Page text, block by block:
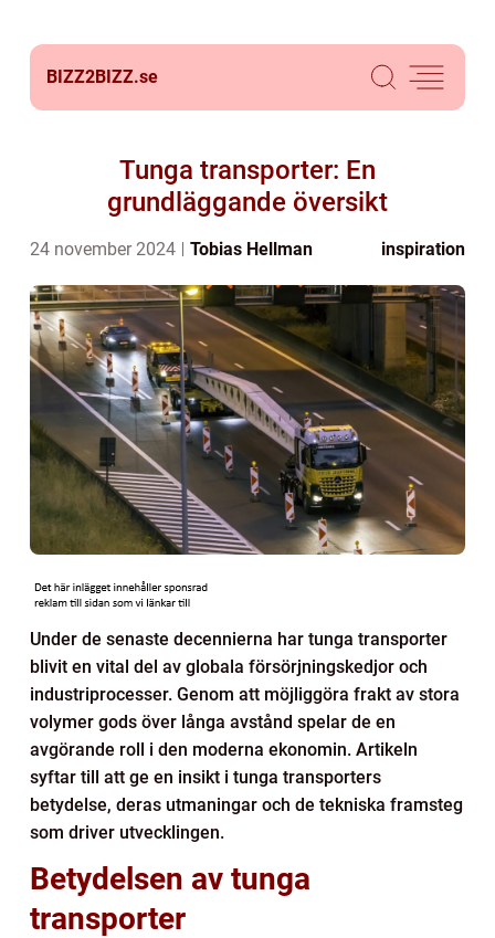
BIZZ2BIZZ.se
Tunga transporter: En
grundläggande översikt
24 november 2024 Tobias Hellman inspiration
Under de senaste decennierna har tunga transporter
blivit en vital del av globala försörjningskedjor och
industriprocesser. Genom att möjliggöra frakt av stora
volymer gods över långa avstånd spelar de en
avgörande roll i den moderna ekonomin. Artikeln
syftar till att ge en insikt i tunga transporters
betydelse, deras utmaningar och de tekniska framsteg
som driver utvecklingen.
Betydelsen av tunga
transporter